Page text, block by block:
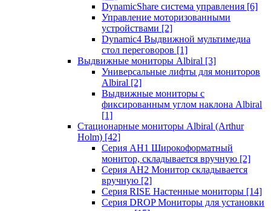
DynamicShare система управления [6]
Управление моторизованными
устройствами [2]
Dynamic4 Выдвижной мультимедиа
стол переговоров [1]
Выдвижные мониторы Albiral [3]
Универсальные лифты для мониторов
Albiral [2]
Выдвижные мониторы с
фиксированным углом наклона Albiral
[1]
Стационарные мониторы Albiral (Arthur
Holm) [42]
Серия AH1 Широкоформатный
монитор, складывается вручную [2]
Серия AH2 Монитор складывается
вручную [2]
Серия RISE Настенные мониторы [14]
Серия DROP Мониторы для установки